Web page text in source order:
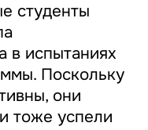
студенты
в испытаниях
Поскольку
они
тоже успели